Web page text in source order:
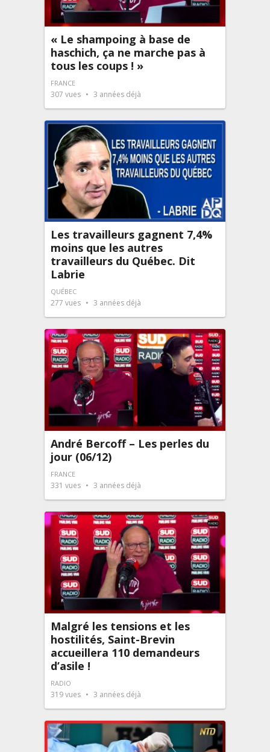
« Le shampoing à base de
haschich, ça ne marche pas à
tous les coups ! »
FRANCE
307 vues 3 années déjà
Les travailleurs gagnent 7,4%
moins que les autres
travailleurs du Québec. Dit
Labrie
QUÉBEC
277 vues 3 années déjà
André Bercoff – Les perles du
jour (06/12)
FRANCE
331 vues 3 années déjà
Malgré les tensions et les
hostilités, Saint-Brevin
accueillera 110 demandeurs
d’asile !
RADIO
319vues 3 années déjà